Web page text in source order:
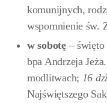
komunijnych,
wspomnienie św.
w sobotę –
bpa Andrzeja
modlitwach; 16
Najświętszego